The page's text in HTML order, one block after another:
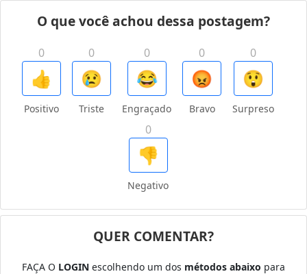
O que você achou dessa postagem?
0
👍
Positivo
0
😢
Triste
0
😂
Engraçado
0
😡
Bravo
0
😲
Surpreso
0
👎
Negativo
QUER COMENTAR?
FAÇA O LOGIN escolhendo um dos métodos abaixo para